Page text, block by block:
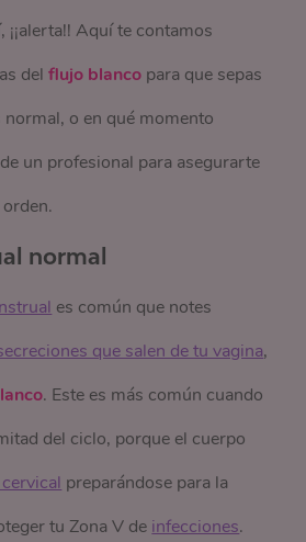
¡¡alerta!! Aquí te contamos
delflujo blanco para que sepas
o en qué momento
un profesional para asegurarte
normal
es común que notes
que salen de tu vagina,
. Este es más común cuando
del ciclo, porque el cuerpo
preparándose para la
tu Zona V de infecciones.